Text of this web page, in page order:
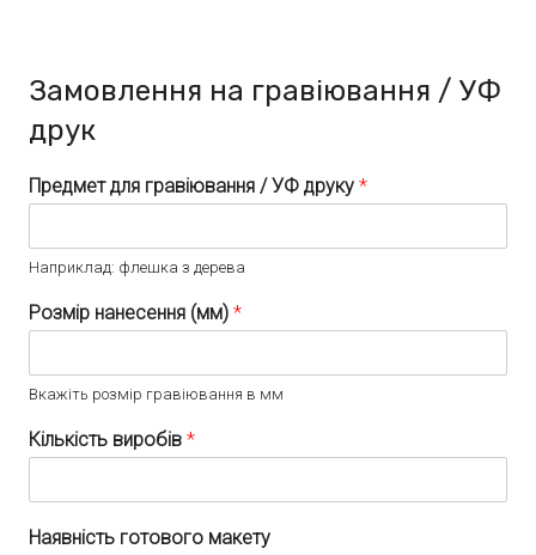
Замовлення на гравіювання / УФ
друк
Предмет для гравіювання / УФ друку *
Наприклад: флешка з дерева
Розмір нанесення (мм) *
Вкажіть розмір гравіювання в мм
Кількість виробів *
Наявність готового макету